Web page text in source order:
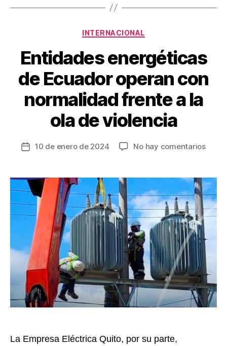
o
tir
Categorías
INTERNACIONAL
Entidades energéticas
de Ecuador operan con
normalidad frente a la
ola de violencia
Fecha
entrada
10 de enero de 2024 No hay comentariosen
de
con
frente
a
la
ola
de
La Empresa Eléctrica Quito, por su parte,